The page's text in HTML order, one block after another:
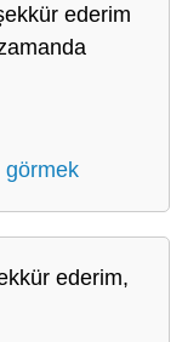
ederim
görmek
ederim,